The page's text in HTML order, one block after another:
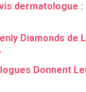
dermatologue
Diamonds de
Donnent